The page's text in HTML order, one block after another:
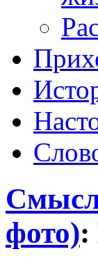
Смысл
фото):